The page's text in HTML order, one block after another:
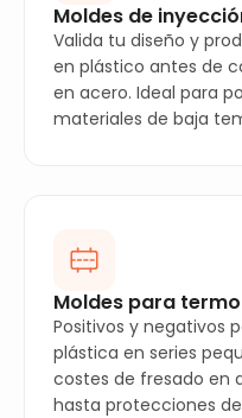
Moldes de
Valida tu diseño y
en plástico antes de
en acero. Ideal para
materiales de baja
Moldes para
Positivos y negativos
plástica en series
costes de fresado en
hasta protecciones